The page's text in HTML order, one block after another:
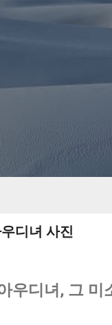
디녀 사진
우디녀, 그 미